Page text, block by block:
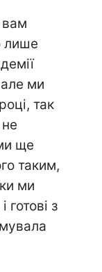
вам
лише
ми
так
ще
таким,
ми
готові з